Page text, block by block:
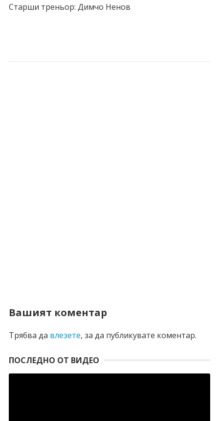
Старши треньор: Димчо Ненов
Вашият коментар
Трябва да влезете, за да публикувате коментар.
ПОСЛЕДНО ОТ ВИДЕО